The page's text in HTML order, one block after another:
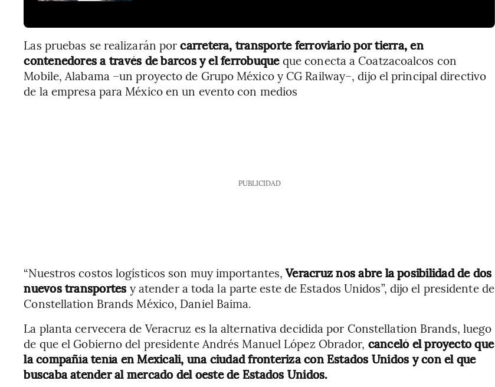
Las pruebas se realizarán porcarretera, transporte ferroviario por tierra, en
contenedores a través de barcos y el ferrobuqueque conecta a Coatzacoalcos con
Mobile, Alabama –un proyecto de Grupo México y CG Railway–, dijo el principal directivo
de la empresa para México en un evento con medios
PUBLICIDAD
“Nuestros costos logísticos son muy importantes,Veracruz nos abre la posibilidad de dos
nuevos transportes y atender a toda la parte este de Estados Unidos”, dijo el presidente de
Constellation Brands México, Daniel Baima.
La planta cervecera de Veracruz es la alternativa decidida por Constellation Brands, luego
de que el Gobierno del presidente Andrés Manuel López Obrador, canceló el proyecto que
la compañía tenía en Mexicali, una ciudad fronteriza con Estados Unidos y con el que
buscaba atender al mercado del oeste de Estados Unidos.